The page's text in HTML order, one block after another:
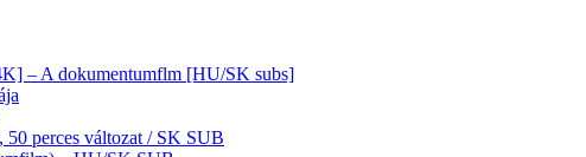
– A dokumentumflm [HU/SK subs]
perces változat / SK SUB